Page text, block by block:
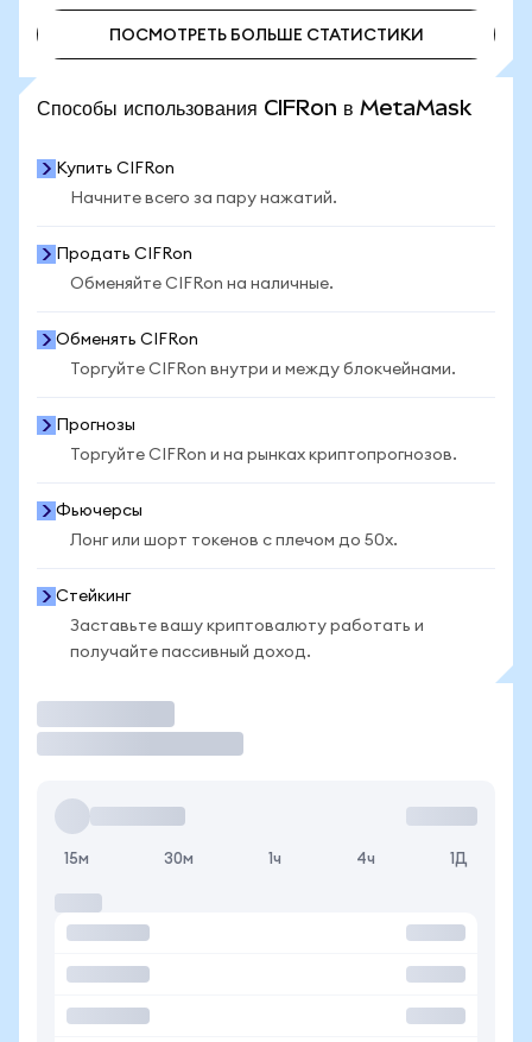
ПОСМОТРЕТЬ БОЛЬШЕ СТАТИСТИКИ
Способы использования CIFRon в MetaMask
Купить CIFRon
Начните всего за пару нажатий.
Продать CIFRon
Обменяйте CIFRon на наличные.
Обменять CIFRon
Торгуйте CIFRon внутри и между блокчейнами.
Прогнозы
Торгуйте CIFRon и на рынках криптопрогнозов.
Фьючерсы
Лонг или шорт токенов с плечом до 50x.
Стейкинг
Заставьте вашу криптовалюту работать и
получайте пассивный доход.
15м 30м 1ч 4ч 1Д